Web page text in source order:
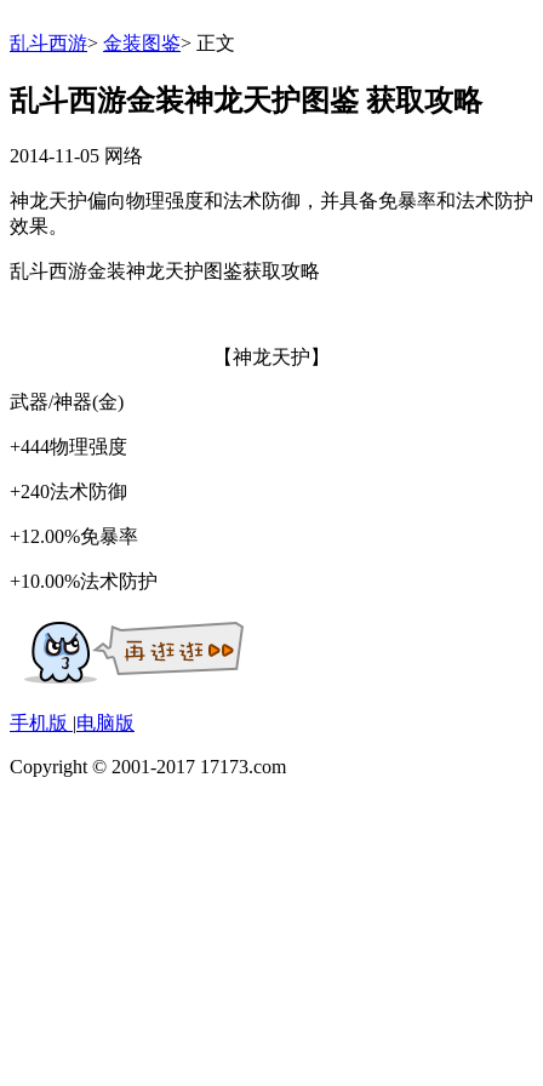
乱斗西游> 金装图鉴> 正文
乱斗西游金装神龙天护图鉴 获取攻略
2014-11-05 网络
神龙天护偏向物理强度和法术防御，并具备免暴率和法术防护
效果。
乱斗西游金装神龙天护图鉴获取攻略
【神龙天护】
武器/神器(金)
+444物理强度
+240法术防御
+12.00%免暴率
+10.00%法术防护
手机版 |电脑版
Copyright © 2001-2017 17173.com